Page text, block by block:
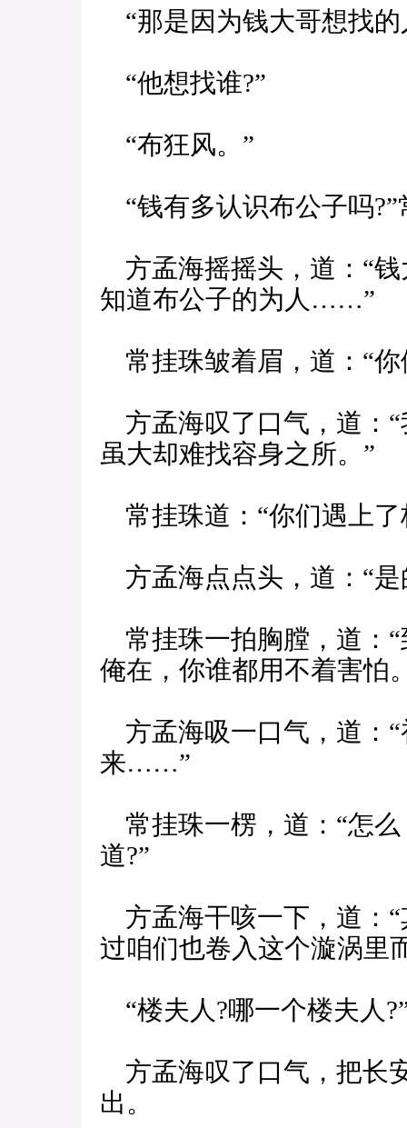
“那是因为钱大哥想找的
“他想找谁?”
“布狂风。”
“钱有多认识布公子吗?”
方孟海摇摇头，道：“
知道布公子的为人……”
常挂珠皱着眉，道：“你
方孟海叹了口气，道：
虽大却难找容身之所。”
常挂珠道：“你们遇上了
方孟海点点头，道：“是
常挂珠一拍胸膛，道：
俺在，你谁都用不着害怕
方孟海吸一口气，道：
来……”
常挂珠一楞，道：“怎
道?”
方孟海干咳一下，道：
过咱们也卷入这个漩涡里
“楼夫人?哪一个楼夫人
方孟海叹了口气，把长
出。